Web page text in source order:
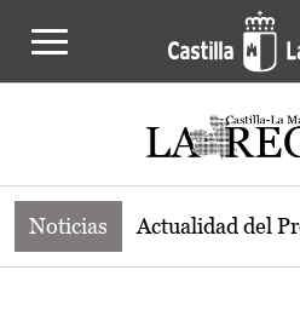
Noticias de la
Noticias Actualidad del